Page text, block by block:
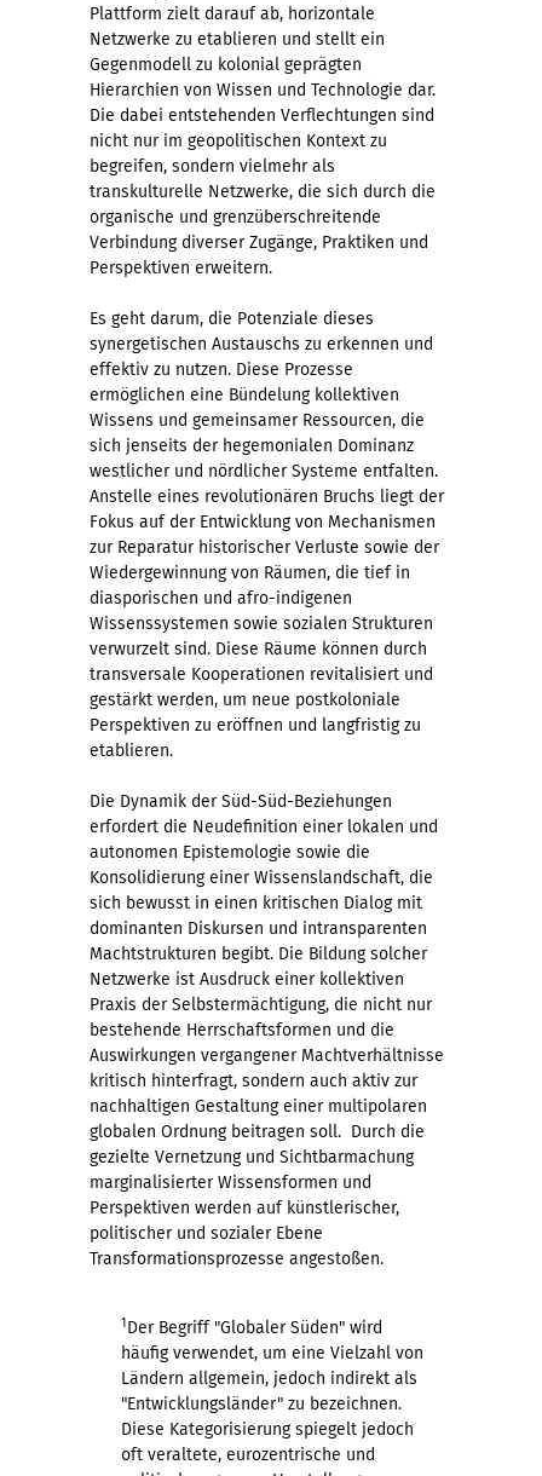
Plattform zielt darauf ab, horizontale
Netzwerke zu etablieren und stellt ein
Gegenmodell zu kolonial geprägten
Hierarchien von Wissen und Technologie dar.
Die dabei entstehenden Verflechtungen sind
nicht nur im geopolitischen Kontext zu
begreifen, sondern vielmehr als
transkulturelle Netzwerke, die sich durch die
organische und grenzüberschreitende
Verbindung diverser Zugänge, Praktiken und
Perspektiven erweitern.
Es geht darum, die Potenziale dieses
synergetischen Austauschs zu erkennen und
effektiv zu nutzen. Diese Prozesse
ermöglichen eine Bündelung kollektiven
Wissens und gemeinsamer Ressourcen, die
sich jenseits der hegemonialen Dominanz
westlicher und nördlicher Systeme entfalten.
Anstelle eines revolutionären Bruchs liegt der
Fokus auf der Entwicklung von Mechanismen
zur Reparatur historischer Verluste sowie der
Wiedergewinnung von Räumen, die tief in
diasporischen und afro-indigenen
Wissenssystemen sowie sozialen Strukturen
verwurzelt sind. Diese Räume können durch
transversale Kooperationen revitalisiert und
gestärkt werden, um neue postkoloniale
Perspektiven zu eröffnen und langfristig zu
etablieren.
Die Dynamik der Süd-Süd-Beziehungen
erfordert die Neudefinition einer lokalen und
autonomen Epistemologie sowie die
Konsolidierung einer Wissenslandschaft, die
sich bewusst in einen kritischen Dialog mit
dominanten Diskursen und intransparenten
Machtstrukturen begibt. Die Bildung solcher
Netzwerke ist Ausdruck einer kollektiven
Praxis der Selbstermächtigung, die nicht nur
bestehende Herrschaftsformen und die
Auswirkungen vergangener Machtverhältnisse
kritisch hinterfragt, sondern auch aktiv zur
nachhaltigen Gestaltung einer multipolaren
globalen Ordnung beitragen soll. Durch die
gezielte Vernetzung und Sichtbarmachung
marginalisierter Wissensformen und
Perspektiven werden auf künstlerischer,
politischer und sozialer Ebene
Transformationsprozesse angestoßen.
1Der Begriff "Globaler Süden" wird
häufig verwendet, um eine Vielzahl von
Ländern allgemein, jedoch indirekt als
"Entwicklungsländer" zu bezeichnen.
Diese Kategorisierung spiegelt jedoch
oft veraltete, eurozentrische und